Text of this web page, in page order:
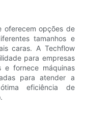
oferecem opções de
tamanhos e
caras. A Techflow
para empresas
e fornece máquinas
para atender a
eficiência de